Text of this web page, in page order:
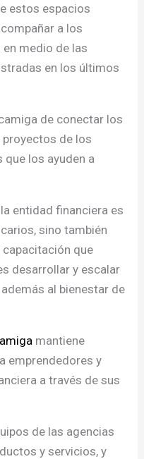
estos espacios
a los
medio de las
en los últimos
de conectar los
proyectos de los
los ayuden a
entidad financiera es
sino también
que
desarrollar y escalar
al bienestar de
mantiene
emprendedores y
a través de sus
de las agencias
y servicios, y